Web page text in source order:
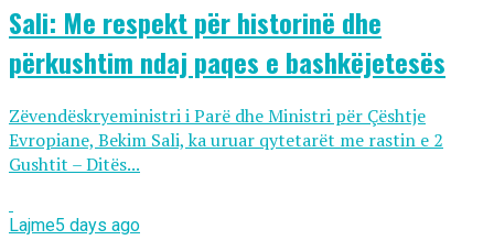
Sali: Me respekt për historinë dhe
përkushtim ndaj paqes e bashkëjetesës
Zëvendëskryeministri i Parë dhe Ministri për Çështje
Evropiane, Bekim Sali, ka uruar qytetarët me rastin e 2
Gushtit – Ditës...
Lajme5 days ago